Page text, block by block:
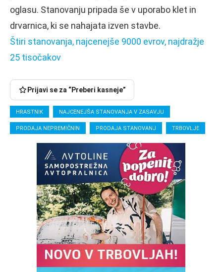
oglasu. Stanovanju pripada še v uporabo klet in
drvarnica, ki se nahajata izven stavbe.
Štiri stanovanja, najcenejše 9000 evrov, najdražje
25 tisočakov
Prijavi se za “Preberi kasneje”
HRASTNIK NAJCENEJŠA STANOVANJA V ZASAVJU
PRODAJA NEPREMIČNIN PRODAJA STANOVANJ TRBOVLJE